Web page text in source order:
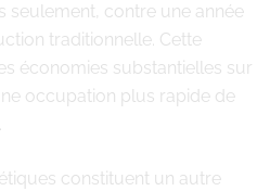
seulement, contre une année
traditionnelle. Cette
économies substantielles sur
occupation plus rapide de
constituent un autre